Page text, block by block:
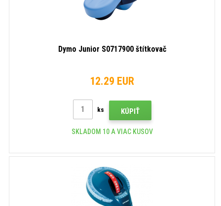
Dymo Junior S0717900 štítkovač
12.29 EUR
ks KÚPIŤ
SKLADOM 10 A VIAC KUSOV